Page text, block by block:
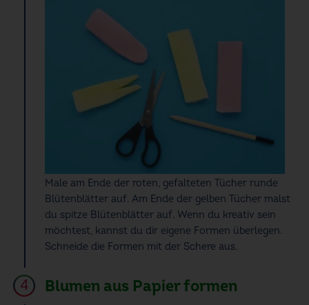
Male am Ende der roten, gefalteten Tücher runde
Blütenblätter auf. Am Ende der gelben Tücher malst
du spitze Blütenblätter auf. Wenn du kreativ sein
möchtest, kannst du dir eigene Formen überlegen.
Schneide die Formen mit der Schere aus.
Blumen aus Papier formen